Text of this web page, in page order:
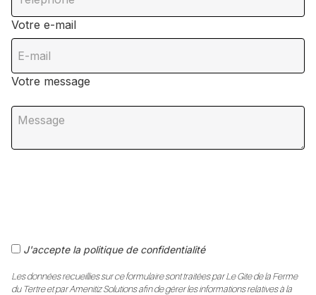
Votre e-mail
Votre message
J'accepte la politique de confidentialité
Les données recueillies sur ce formulaire sont traitées par Le Gite de la Ferme
du Tertre et par Amenitiz Solutions afin de gérer les informations relatives à la